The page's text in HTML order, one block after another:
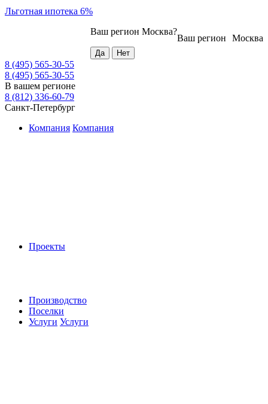
Льготная ипотека 6%
Москва
Ваш регион
Ваш регион Москва?
8 (495) 565-30-55
8 (495) 565-30-55
В вашем регионе
8 (812) 336-60-79
Санкт-Петербург
Компания Компания
Проекты
Производство
Поселки
Услуги Услуги